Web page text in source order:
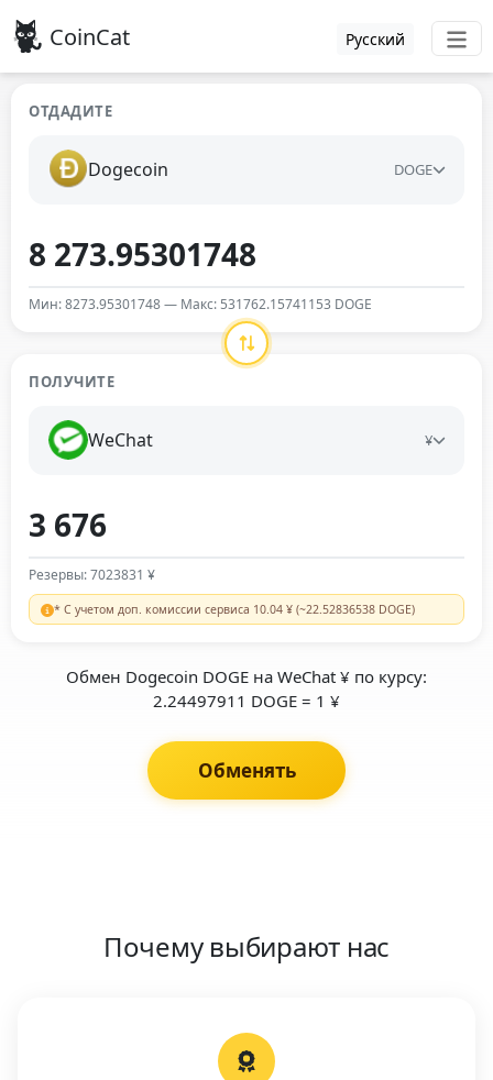
CoinCat Русский
ОТДАДИТЕ
Dogecoin DOGE
Мин: 8273.95301748 — Макс: 531762.15741153 DOGE
ПОЛУЧИТЕ
WeChat ¥
Резервы: 7023831 ¥
* С учетом доп. комиссии сервиса 10.04 ¥ (~22.52836538 DOGE)
Обмен Dogecoin DOGE на WeChat ¥ по курсу:
2.24497911 DOGE = 1 ¥
Обменять
Почему выбирают нас